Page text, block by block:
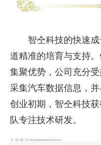
智仝科技的快速
道精准的培育与支持
集聚优势，公司充分
采集汽车数据信息，并
创业初期，智仝科技
队专注技术研发。